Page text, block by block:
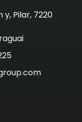
Pilar, 7220